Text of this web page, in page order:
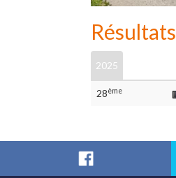
Résultats
2025
28ème